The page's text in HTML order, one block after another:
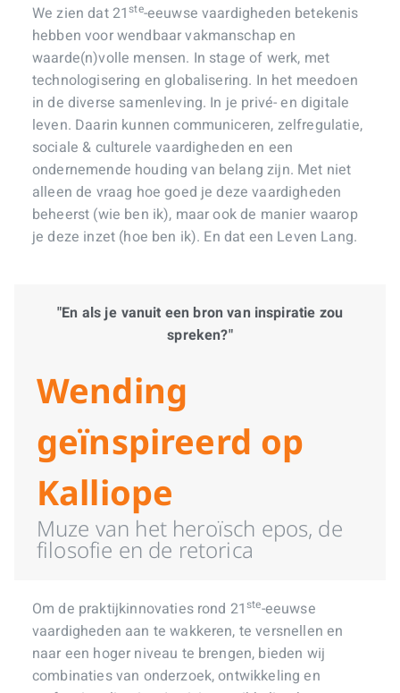
We zien dat 21ste-eeuwse vaardigheden betekenis
hebben voor wendbaar vakmanschap en
waarde(n)volle mensen. In stage of werk, met
technologisering en globalisering. In het meedoen
in de diverse samenleving. In je privé- en digitale
leven. Daarin kunnen communiceren, zelfregulatie,
sociale & culturele vaardigheden en een
ondernemende houding van belang zijn. Met niet
alleen de vraag hoe goed je deze vaardigheden
beheerst (wie ben ik), maar ook de manier waarop
je deze inzet (hoe ben ik). En dat een Leven Lang.
"En als je vanuit een bron van inspiratie zou
spreken?"
Wending
geïnspireerd op
Kalliope
Muze van het heroïsch epos, de
filosofie en de retorica
Om de praktijkinnovaties rond 21ste-eeuwse
vaardigheden aan te wakkeren, te versnellen en
naar een hoger niveau te brengen, bieden wij
combinaties van onderzoek, ontwikkeling en